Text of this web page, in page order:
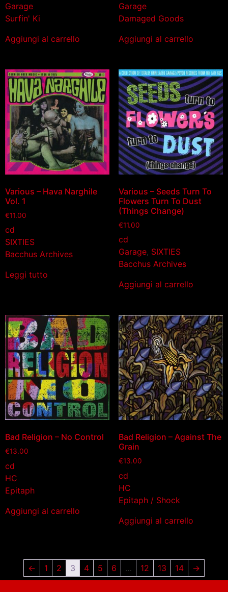
Garage
Surfin' Ki
Aggiungi al carrello
Garage
Damaged Goods
Aggiungi al carrello
Various – Hava Narghile
Vol. 1
€11.00
cd
SIXTIES
Bacchus Archives
Leggi tutto
Various – Seeds Turn To
Flowers Turn To Dust
(Things Change)
€11.00
cd
Garage, SIXTIES
Bacchus Archives
Aggiungi al carrello
Bad Religion – No Control
€13.00
cd
HC
Epitaph
Aggiungi al carrello
Bad Religion – Against The
Grain
€13.00
cd
HC
Epitaph / Shock
Aggiungi al carrello
← 1 2 3 4 5 6 … 12 13 14 →